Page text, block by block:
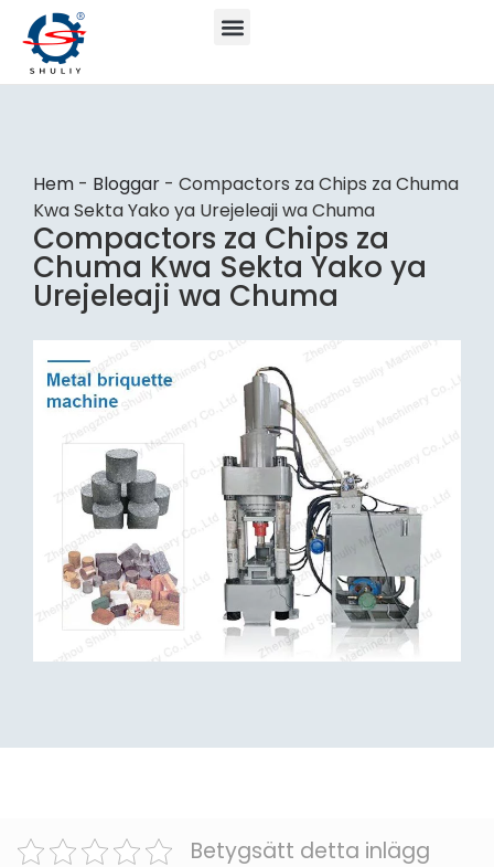
Hem - Bloggar - Compactors za Chips za Chuma
Kwa Sekta Yako ya Urejeleaji wa Chuma
Compactors za Chips za
Chuma Kwa Sekta Yako ya
Urejeleaji wa Chuma
Betygsätt detta inlägg